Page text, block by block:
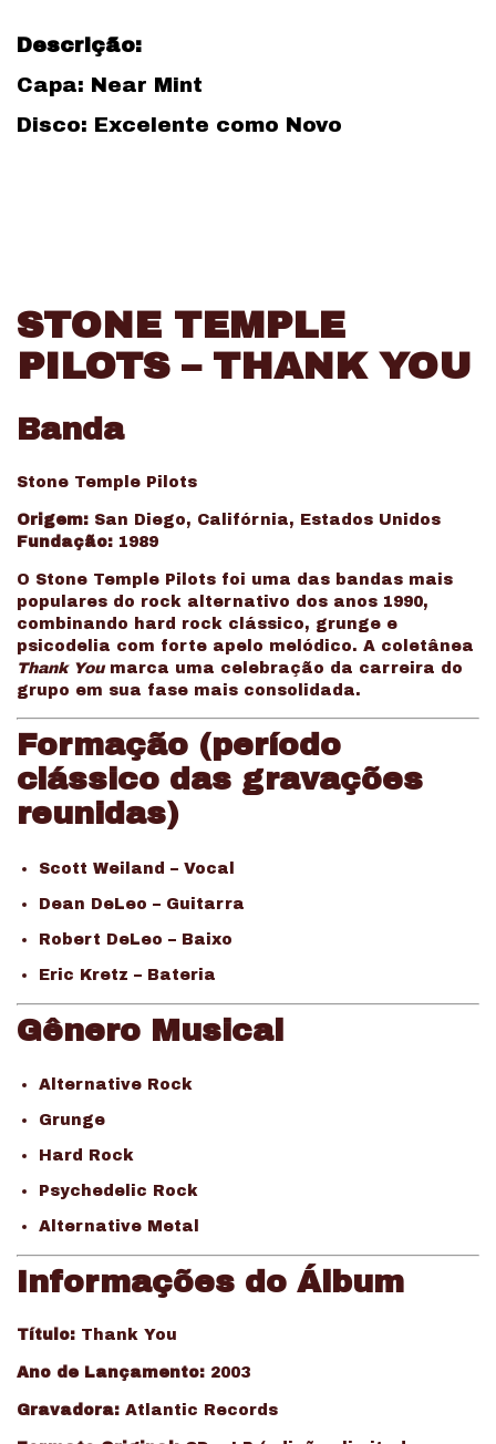
Descrição:
Capa: Near Mint
Disco: Excelente como Novo
STONE TEMPLE
PILOTS – THANK YOU
Banda
Stone Temple Pilots
Origem: San Diego, Califórnia, Estados Unidos
Fundação: 1989
O Stone Temple Pilots foi uma das bandas mais
populares do rock alternativo dos anos 1990,
combinando hard rock clássico, grunge e
psicodelia com forte apelo melódico. A coletânea
Thank Youmarca uma celebração da carreira do
grupo em sua fase mais consolidada.
Formação (período
clássico das gravações
reunidas)
Scott Weiland – Vocal
Dean DeLeo – Guitarra
Robert DeLeo – Baixo
Eric Kretz – Bateria
Gênero Musical
Alternative Rock
Grunge
Hard Rock
Psychedelic Rock
Alternative Metal
Informações do Álbum
Título: Thank You
Ano de Lançamento: 2003
Gravadora: Atlantic Records